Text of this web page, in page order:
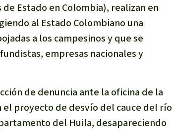
Estado en Colombia), realizan en
al Estado Colombiano una
a los campesinos y que se
empresas nacionales y
de denuncia ante la oficina de la
proyecto de desvío del cauce del río
del Huila, desapareciendo